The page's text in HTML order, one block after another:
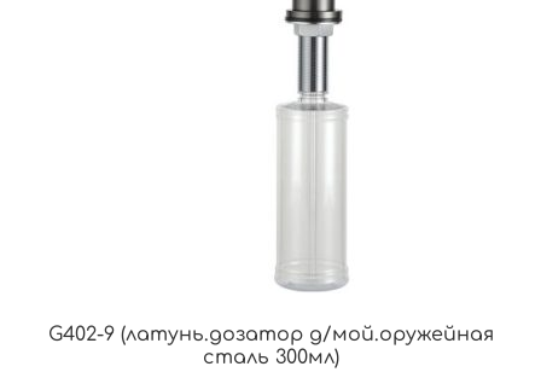
G402-9 (латунь.дозатор д/мой.оружейная
сталь 300мл)